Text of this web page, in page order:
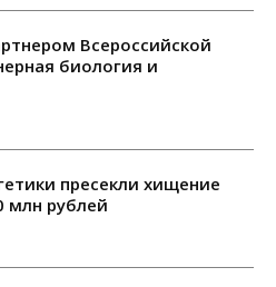
Всероссийской
биология и
пресекли хищение
млн рублей